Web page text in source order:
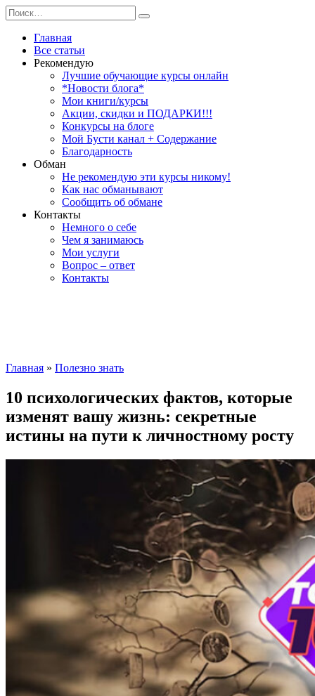
Перейти
к
содержанию
Search
for:
Главная
Все статьи
Рекомендую
Лучшие обучающие курсы онлайн
*Новости блога*
Мои книги/курсы
Акции, скидки и ПОДАРКИ!!!
Конкурсы на блоге
Мой Бусти канал + Содержание
Благодарность
Обман
Не рекомендую эти курсы никому!
Как нас обманывают
Сообщить об обмане
Контакты
Немного о себе
Чем я занимаюсь
Мои услуги
Вопрос – ответ
Контакты
Главная » Полезно знать
10 психологических фактов, которые
изменят вашу жизнь: секретные
истины на пути к личностному росту